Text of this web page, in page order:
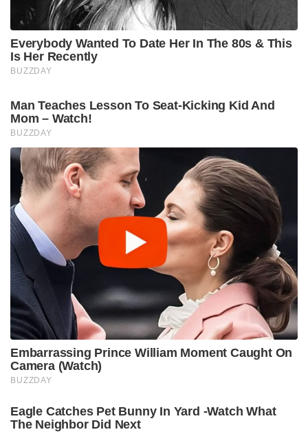
Everybody Wanted To Date Her In The 80s & This
Is Her Recently
BUZZDAY
Man Teaches Lesson To Seat-Kicking Kid And
Mom – Watch!
BUZZDAY
Embarrassing Prince William Moment Caught On
Camera (Watch)
BUZZDAY
Eagle Catches Pet Bunny In Yard -Watch What
The Neighbor Did Next